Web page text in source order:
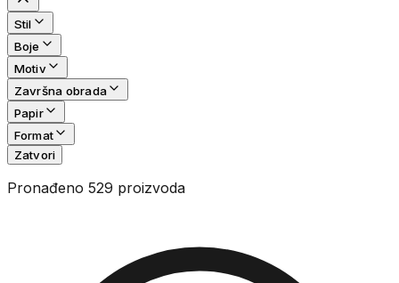
Stil
Boje
Motiv
Završna obrada
Papir
Format
Zatvori
Pronađeno 529 proizvoda